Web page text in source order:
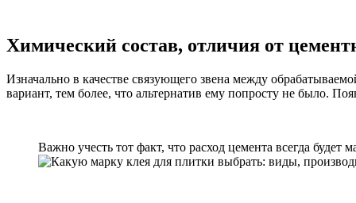
Химический состав, отличия от
Изначально в качестве связующего звена между
вариант, тем более, что альтернатив ему попросту не было.
Важно учесть тот факт, что расход цемента всегда